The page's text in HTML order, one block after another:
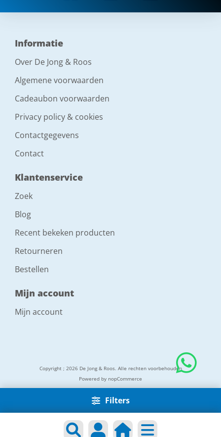
Filters
Informatie
Over De Jong & Roos
Algemene voorwaarden
Cadeaubon voorwaarden
Privacy policy & cookies
Contactgegevens
Contact
Klantenservice
Zoek
Blog
Recent bekeken producten
Retourneren
Bestellen
Mijn account
Mijn account
Copyright ; 2026 De Jong & Roos. Alle rechten voorbehouden
Powered by nopCommerce